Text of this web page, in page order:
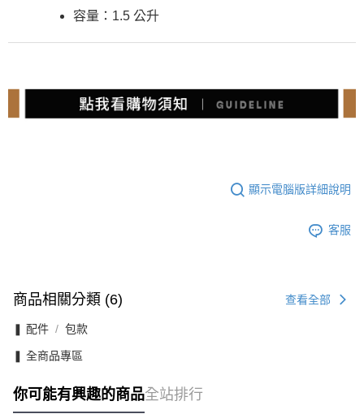
容量：1.5 公升
顯示電腦版詳細說明
客服
商品相關分類 (6) 查看全部
❚ 配件 包款
❚ 全商品專區
你可能有興趣的商品全站排行